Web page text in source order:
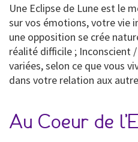
Une Eclipse de Lune est le
sur vos émotions, votre vie
une opposition se crée
réalité difficile ; Inconscient
variées, selon ce que vous
dans votre relation aux
Au Coeur de